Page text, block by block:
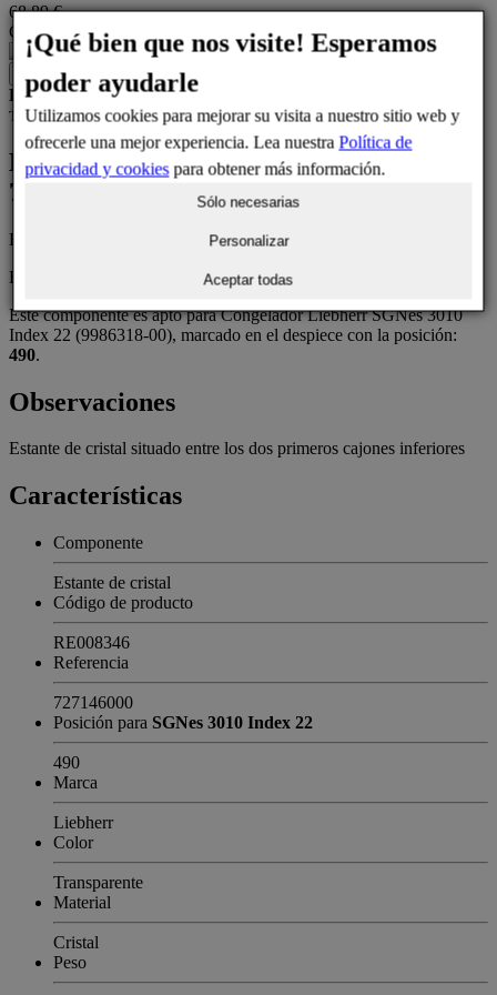
68,89 €
Cantidad
1
Añadir a la cesta
Disponible Entrega estimada entre 3 y 5 días laborables
Todos los precios incluyen el IVA
DescripciónComponente Liebherr
727146000
Estante interior de cristal
Este es un repuesto original 100% OEM de Liebherr.
Este componente es apto para Congelador Liebherr SGNes 3010
Index 22 (9986318-00), marcado en el despiece con la posición:
490.
Observaciones
Estante de cristal situado entre los dos primeros cajones inferiores
Características
Componente
Estante de cristal
Código de producto
RE008346
Referencia
727146000
Posición para SGNes 3010 Index 22
490
Marca
Liebherr
Color
Transparente
Material
Cristal
Peso
¡Qué bien que nos visite! Esperamos
poder ayudarle
Utilizamos cookies para mejorar su visita a nuestro sitio web y
ofrecerle una mejor experiencia. Lea nuestra Política de
privacidad y cookiespara obtener más información.
Sólo necesarias
Personalizar
Aceptar todas